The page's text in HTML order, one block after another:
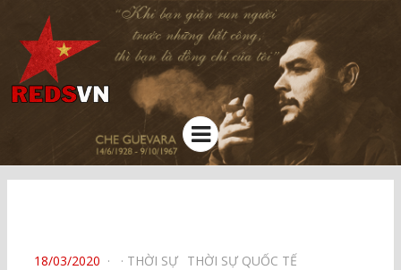
Kênh chia sẻ tri thức cộng đồng
Menu
POSTED
18/03/2020 THỜI SỰ⠀ THỜI SỰ QUỐC TẾ⠀